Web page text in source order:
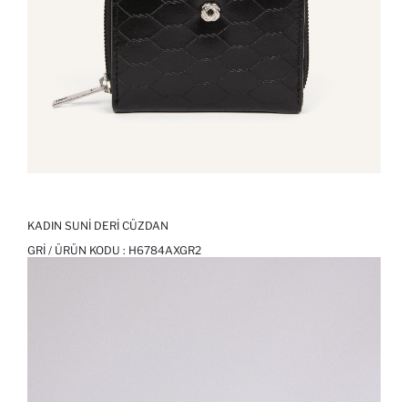
KADIN SUNI DERI CÜZDAN
GRI / ÜRÜN KODU : H6784AXGR2